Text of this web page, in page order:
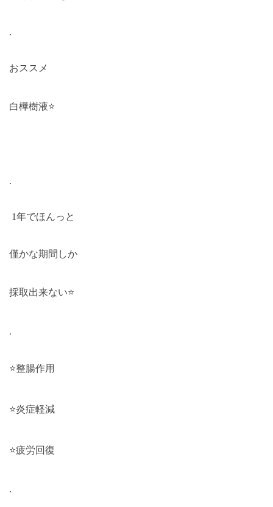
.
おススメ
白樺樹液⭐️
.
1年でほんっと
僅かな期間しか
採取出来ない⭐️
.
⭐️整腸作用
⭐️炎症軽減
⭐️疲労回復
.